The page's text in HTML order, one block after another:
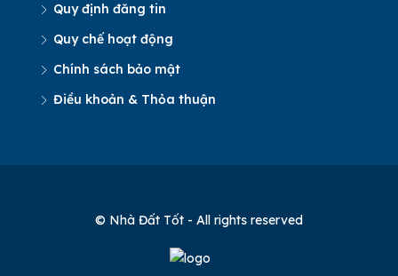
Quy định đăng tin
Quy chế hoạt động
Chính sách bảo mật
Điều khoản & Thỏa thuận
© Nhà Đất Tốt - All rights reserved